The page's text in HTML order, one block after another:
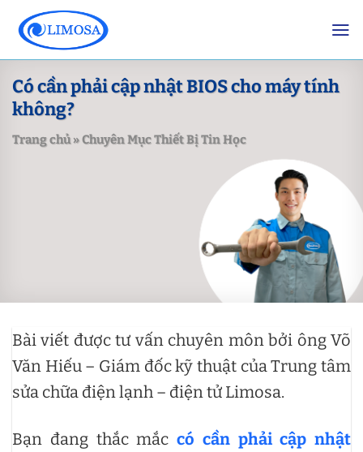
content
Có cần phải cập nhật BIOS cho máy tính
không?
Trang chủ»Chuyên Mục Thiết Bị Tin Học
Bài viết được tư vấn chuyên môn bởi ông Võ
Văn Hiếu – Giám đốc kỹ thuật của Trung tâm
sửa chữa điện lạnh – điện tử Limosa.
Bạn đang thắc mắc có cần phải cập nhật